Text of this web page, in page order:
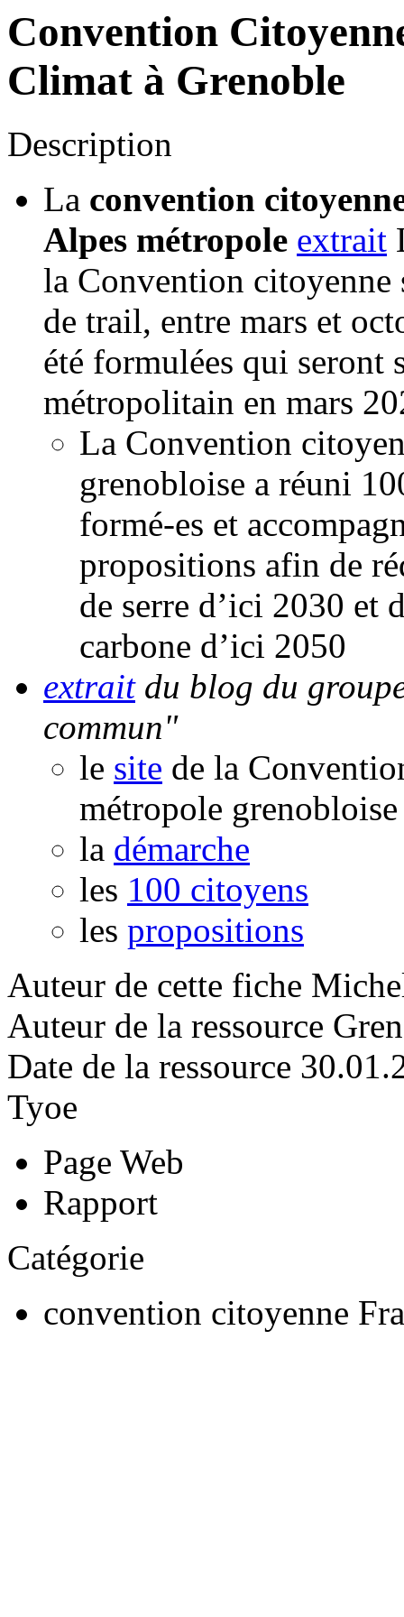
Convention
Climat à Grenoble
Description
La convention
Alpes métropole extrait
la Convention citoyenne
de trail, entre mars et
été formulées qui seront
métropolitain en mars
La Convention
grenobloise a réuni
formé-es et
propositions afin de
de serre d’ici 2030 et
carbone d’ici 2050
extraitdu blog du
commun"
le site de la
métropole grenobloise
la démarche
les 100 citoyens
les propositions
Auteur de cette fiche
Auteur de la ressource
Date de la ressource
Tyoe
Page Web
Rapport
Catégorie
convention citoyenne